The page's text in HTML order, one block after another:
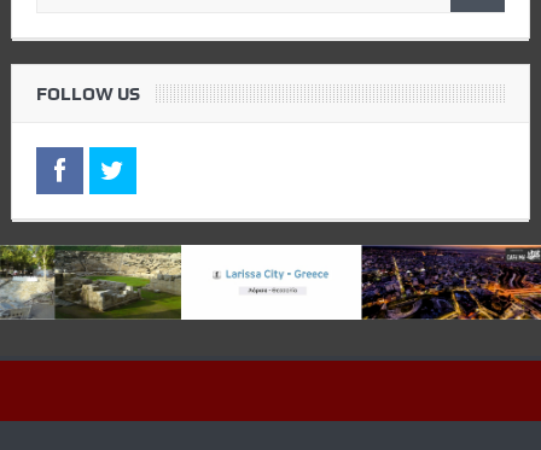
FOLLOW US